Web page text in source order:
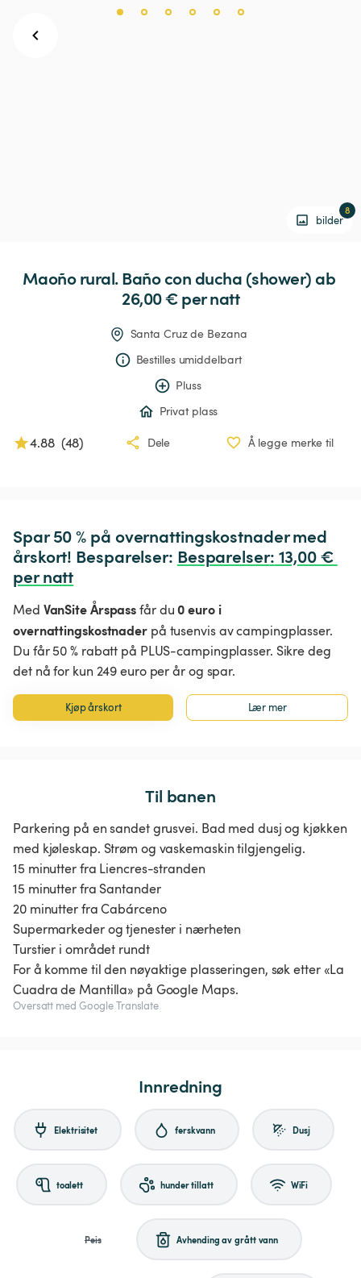
bilder
8
Maoño rural.Bañoconducha (shower) ab
26,00 € per natt
Santa Cruz de Bezana
Bestilles umiddelbart
Pluss
Privat plass
4.88 (48) Dele Å legge merke til
Spar 50 % på overnattingskostnader med
årskort! Besparelser: Besparelser: 13,00 €
per natt
Med VanSite Årspassfår du0 euro i
overnattingskostnaderpå tusenvis av campingplasser.
Du får 50 % rabatt på PLUS-campingplasser. Sikre deg
det nå for kun 249 euro per år og spar.
Kjøp årskort Lær mer
Til banen
Parkering på en sandet grusvei. Bad med dusj og kjøkken
med kjøleskap. Strøm og vaskemaskin tilgjengelig.
15 minutter fra Liencres-stranden
15 minutter fra Santander
20 minutter fra Cabárceno
Supermarkeder og tjenester i nærheten
Turstier i området rundt
For å komme til den nøyaktige plasseringen, søk etter «La
Oversatt med Google Translate
Innredning
Elektrisitet ferskvann Dusj
toalett hunder tillatt WiFi
Peis Avhending av grått vann